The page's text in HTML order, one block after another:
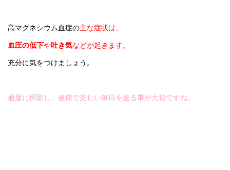
高マグネシウム血症の主な症状は、
血圧の低下や吐き気などが起きます。
充分に気をつけましょう。
適度に摂取し、健康で楽しい毎日を送る事が大切ですね。